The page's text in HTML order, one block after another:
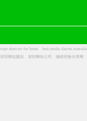
vape detector for home best smoke alarms australia
深圳网站建设
深圳网站公司 编程经验分享网